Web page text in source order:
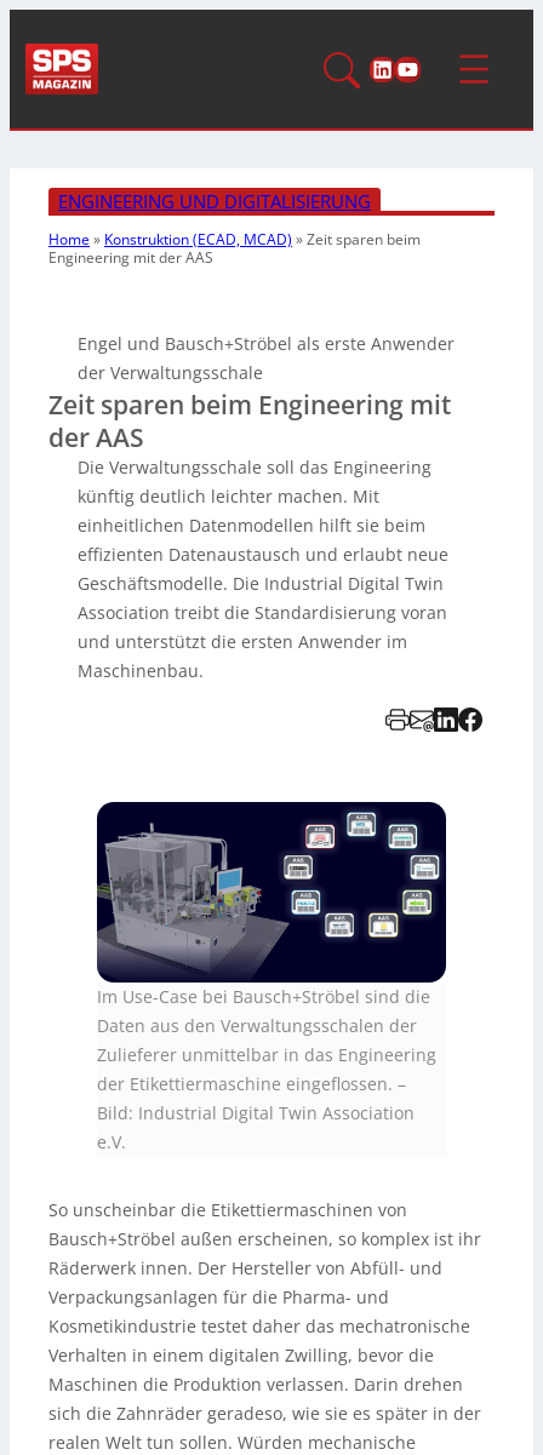
LinkedIn
YouTube
ENGINEERING UND DIGITALISIERUNG
Home» Konstruktion (ECAD, MCAD) »Zeit sparen beim
Engineering mit der AAS
Engel und Bausch+Ströbel als erste Anwender
der Verwaltungsschale
Zeit sparen beim Engineering mit
der AAS
Die Verwaltungsschale soll das Engineering
künftig deutlich leichter machen. Mit
einheitlichen Datenmodellen hilft sie beim
effizienten Datenaustausch und erlaubt neue
Geschäftsmodelle. Die Industrial Digital Twin
Association treibt die Standardisierung voran
und unterstützt die ersten Anwender im
Maschinenbau.
Im Use-Case bei Bausch+Ströbel sind die
Daten aus den Verwaltungsschalen der
Zulieferer unmittelbar in das Engineering
der Etikettiermaschine eingeflossen. –
Bild: Industrial Digital Twin Association
e.V.
So unscheinbar die Etikettiermaschinen von
Bausch+Ströbel außen erscheinen, so komplex ist ihr
Räderwerk innen. Der Hersteller von Abfüll- und
Verpackungsanlagen für die Pharma- und
Kosmetikindustrie testet daher das mechatronische
Verhalten in einem digitalen Zwilling, bevor die
Maschinen die Produktion verlassen. Darin drehen
sich die Zahnräder geradeso, wie sie es später in der
realen Welt tun sollen. Würden mechanische